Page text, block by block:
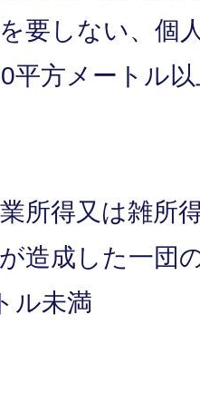
要しない、個
平方メートル
所得又は雑所
造成した一団
ル未満